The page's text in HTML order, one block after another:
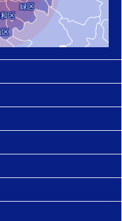
緑区
区
区